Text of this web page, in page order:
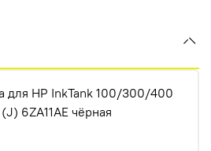
для HP InkTank 100/300/400
6ZA11AE чёрная